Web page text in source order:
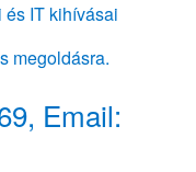
IT kihívásai
megoldásra.
Email: